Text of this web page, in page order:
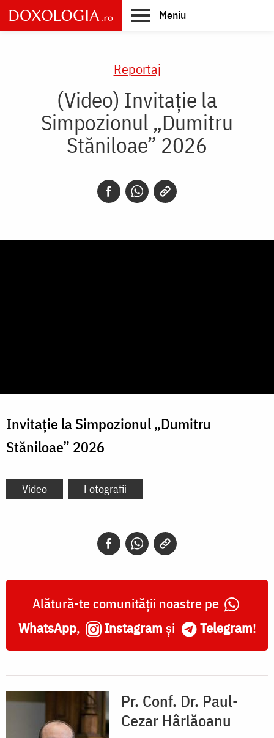
Skip
to
main
Meniu
Reportaj
(Video) Invitație la
Simpozionul „Dumitru
Stăniloae” 2026
Invitație la Simpozionul „Dumitru
Stăniloae” 2026
Video Fotografii
Alătură-te comunității noastre pe
WhatsApp, Instagram și Telegram!
Pr. Conf. Dr. Paul-
Cezar Hârlăoanu